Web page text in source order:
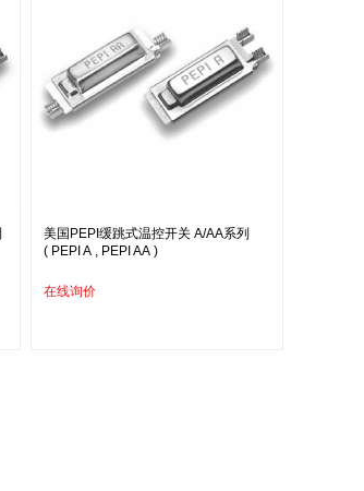
美国PEPI缓跳式温控开关 A/AA系列
( PEPI A , PEPI AA )
在线询价